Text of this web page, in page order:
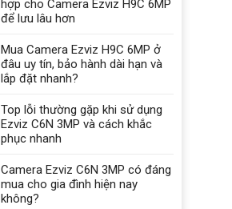
hợp cho Camera Ezviz H9C 6MP
để lưu lâu hơn
Mua Camera Ezviz H9C 6MP ở
đâu uy tín, bảo hành dài hạn và
lắp đặt nhanh?
Top lỗi thường gặp khi sử dụng
Ezviz C6N 3MP và cách khắc
phục nhanh
Camera Ezviz C6N 3MP có đáng
mua cho gia đình hiện nay
không?